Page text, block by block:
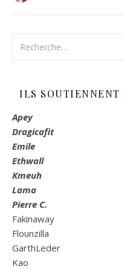
ILS SOUTIENNENT
Apey
Dragicafit
Emile
Ethwall
Kmeuh
Lama
Pierre C.
Fakinaway
Flounzilla
GarthLeder
Kao